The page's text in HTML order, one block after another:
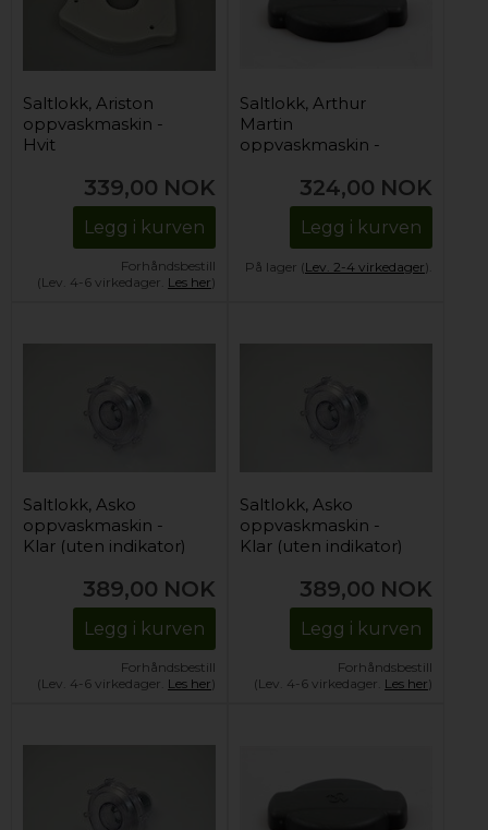
Saltlokk, Ariston
oppvaskmaskin -
Hvit
339,00 NOK
Legg i kurven
Forhåndsbestill
(Lev. 4-6 virkedager. Les her)
Saltlokk, Arthur
Martin
oppvaskmaskin -
324,00 NOK
Legg i kurven
På lager (Lev. 2-4 virkedager).
Saltlokk, Asko
oppvaskmaskin -
Klar (uten indikator)
389,00 NOK
Legg i kurven
Forhåndsbestill
(Lev. 4-6 virkedager. Les her)
Saltlokk, Asko
oppvaskmaskin -
Klar (uten indikator)
389,00 NOK
Legg i kurven
Forhåndsbestill
(Lev. 4-6 virkedager. Les her)